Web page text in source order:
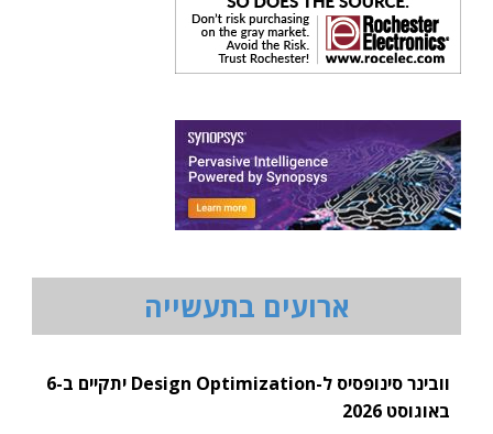
ארועים בתעשייה
וובינר סינופסיס ל-Design Optimization יתקיים ב-6
באוגוסט 2026